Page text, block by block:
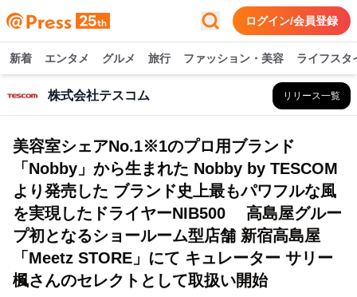
ログイン/会員登録
新着 エンタメ グルメ 旅行 ファッション・美容 ライフスタ
株式会社テスコム リリース一覧
美容室シェアNo.1※1のプロ用ブランド
「Nobby」から生まれた Nobby by TESCOM
より発売した ブランド史上最もパワフルな風
を実現したドライヤーNIB500 高島屋グルー
プ初となるショールーム型店舗 新宿高島屋
「Meetz STORE」にて キュレーター サリー
楓さんのセレクトとして取扱い開始